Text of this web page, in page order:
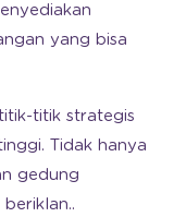
yang bisa
titik strategis
Tidak hanya
gedung